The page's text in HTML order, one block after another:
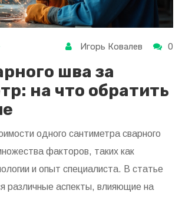
Игорь Ковалев 0
шва за
на что обратить
одного сантиметра сварного
факторов, таких как
и опыт специалиста. В статье
различные аспекты, влияющие на